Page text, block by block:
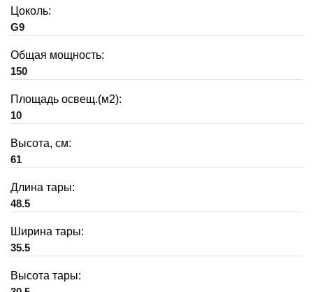
Цоколь:
G9
Общая мощность:
150
Площадь освещ.(м2):
10
Высота, см:
61
Длина тары:
48.5
Ширина тары:
35.5
Высота тары: